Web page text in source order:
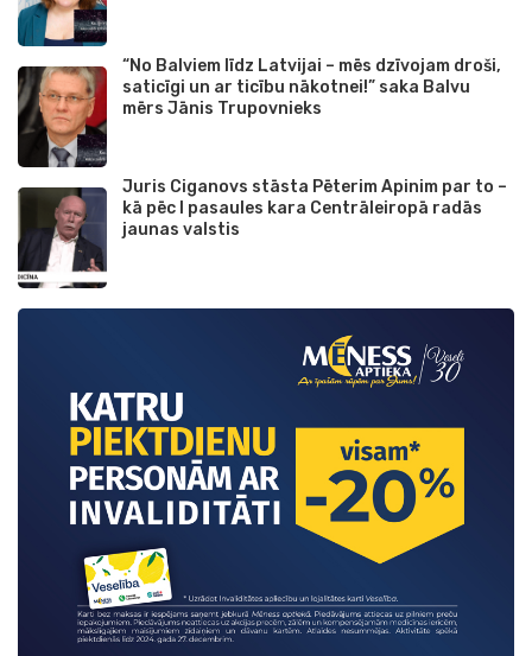
“No Balviem līdz Latvijai – mēs dzīvojam droši,
saticīgi un ar ticību nākotnei!” saka Balvu
mērs Jānis Trupovnieks
Juris Ciganovs stāsta Pēterim Apinim par to –
kā pēc I pasaules kara Centrāleiropā radās
jaunas valstis